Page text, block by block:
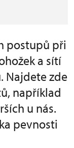
postupů při
a sítí
Najdete zde
například
u nás.
pevnosti